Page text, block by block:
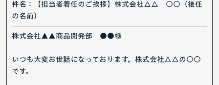
件名：【担当者着任のご挨拶】株式会社△△ ○○（後任
の名前）
株式会社▲▲商品開発部 ●●様
いつも大変お世話になっております。株式会社△△の○○
です。